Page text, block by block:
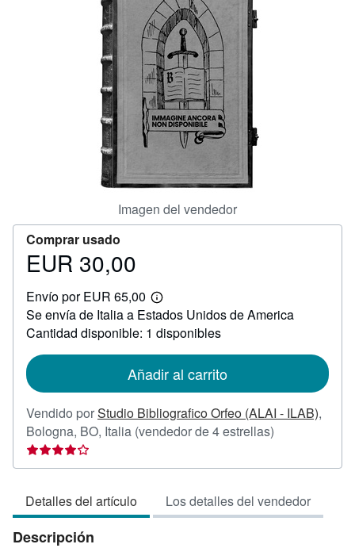
Arte y coleccionismo
Comenzar a vender
CERRAR
Imagen del vendedor
Comprar usado
Precio
30,00
EUR 30,00
Envío por EUR 65,00
Más
información
sobre
las
envío
Se envía de Italia a Estados Unidos de America
Cantidad disponible: 1 disponibles
Añadir al carrito
Vendido porStudio Bibliografico Orfeo (ALAI - ILAB),
Bologna, BO, Italia (vendedor de 4 estrellas)
vendedor:
de
5
Detalles del artículo Los detalles del vendedor
Descripción